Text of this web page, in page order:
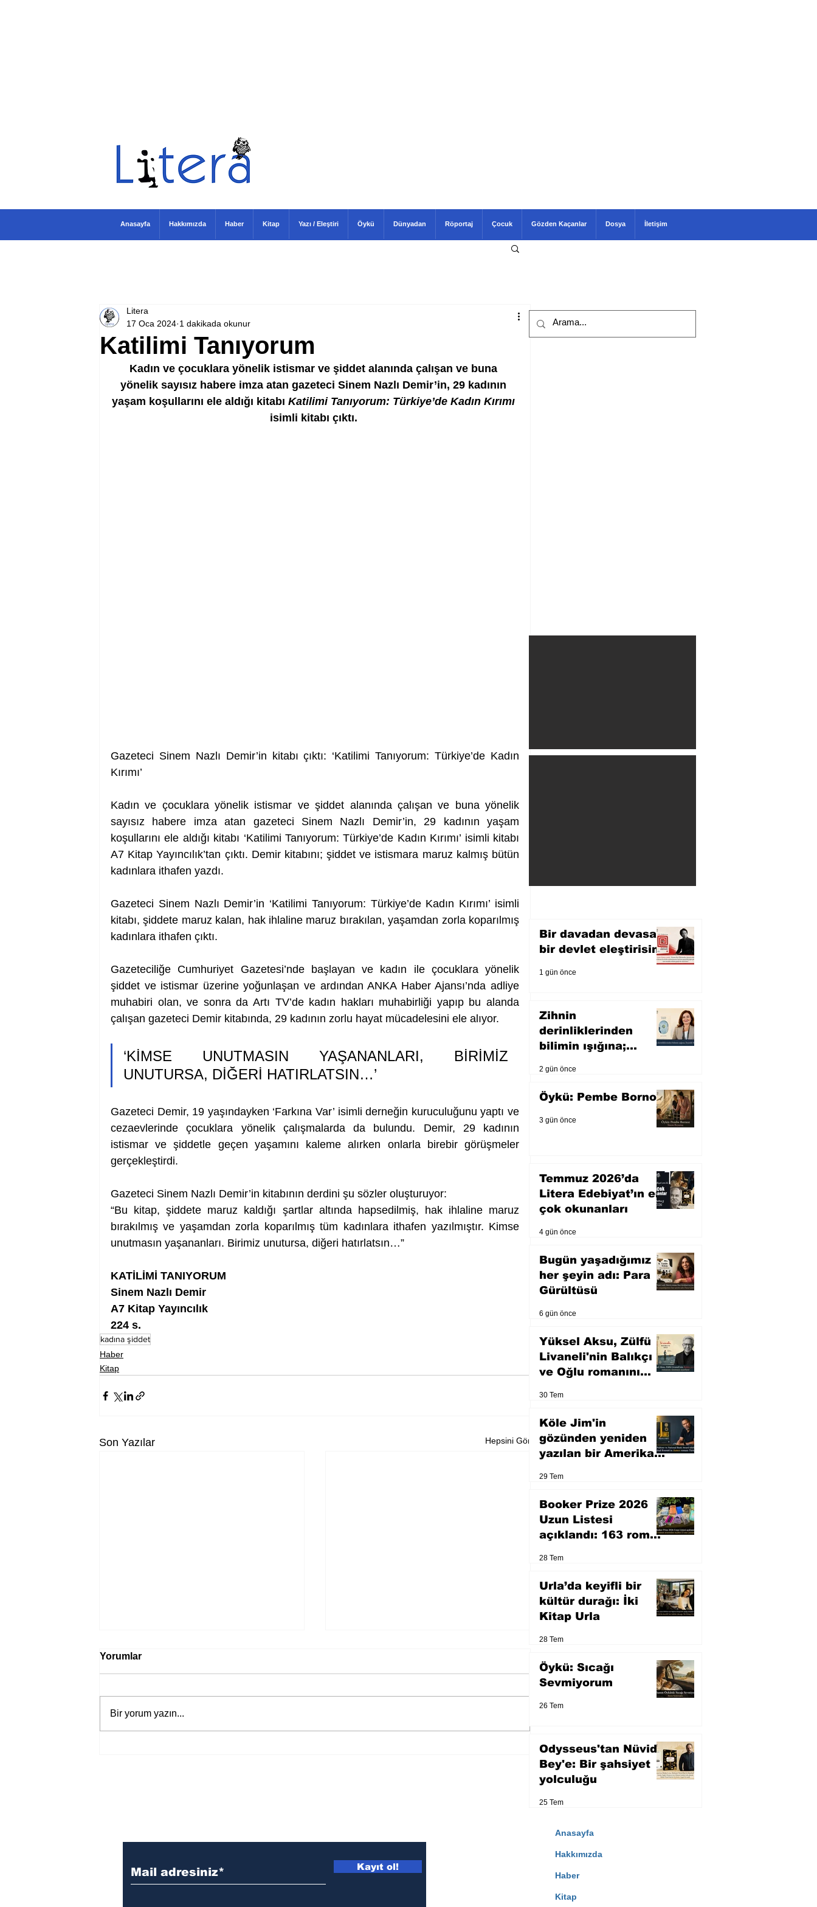
Katilimi Tanıyorum
Litera
17 Oca 2024 1 dakikada okunur
Kadın ve çocuklara yönelik istismar ve şiddet alanında çalışan ve buna
yönelik sayısız habere imza atan gazeteci Sinem Nazlı Demir’in, 29 kadının
yaşam koşullarını ele aldığı kitabı Katilimi Tanıyorum: Türkiye’de Kadın Kırımı
isimli kitabı çıktı.
Gazeteci Sinem Nazlı Demir’in kitabı çıktı: ‘Katilimi Tanıyorum: Türkiye’de Kadın
Kırımı’
Kadın ve çocuklara yönelik istismar ve şiddet alanında çalışan ve buna yönelik
sayısız habere imza atan gazeteci Sinem Nazlı Demir’in, 29 kadının yaşam
koşullarını ele aldığı kitabı ‘Katilimi Tanıyorum: Türkiye’de Kadın Kırımı’ isimli kitabı
A7 Kitap Yayıncılık’tan çıktı. Demir kitabını; şiddet ve istismara maruz kalmış bütün
kadınlara ithafen yazdı.
Gazeteci Sinem Nazlı Demir’in ‘Katilimi Tanıyorum: Türkiye’de Kadın Kırımı’ isimli
kitabı, şiddete maruz kalan, hak ihlaline maruz bırakılan, yaşamdan zorla koparılmış
kadınlara ithafen çıktı.
Gazeteciliğe Cumhuriyet Gazetesi’nde başlayan ve kadın ile çocuklara yönelik
şiddet ve istismar üzerine yoğunlaşan ve ardından ANKA Haber Ajansı’nda adliye
muhabiri olan, ve sonra da Artı TV’de kadın hakları muhabirliği yapıp bu alanda
çalışan gazeteci Demir kitabında, 29 kadının zorlu hayat mücadelesini ele alıyor.
‘KİMSE UNUTMASIN YAŞANANLARI, BİRİMİZ
UNUTURSA, DİĞERİ HATIRLATSIN…’
Gazeteci Demir, 19 yaşındayken ‘Farkına Var’ isimli derneğin kuruculuğunu yaptı ve
cezaevlerinde çocuklara yönelik çalışmalarda da bulundu. Demir, 29 kadının
istismar ve şiddetle geçen yaşamını kaleme alırken onlarla birebir görüşmeler
gerçekleştirdi.
Gazeteci Sinem Nazlı Demir’in kitabının derdini şu sözler oluşturuyor:
“Bu kitap, şiddete maruz kaldığı şartlar altında hapsedilmiş, hak ihlaline maruz
bırakılmış ve yaşamdan zorla koparılmış tüm kadınlara ithafen yazılmıştır. Kimse
unutmasın yaşananları. Birimiz unutursa, diğeri hatırlatsın…”
KATİLİMİ TANIYORUM
Sinem Nazlı Demir
A7 Kitap Yayıncılık
224 s.
kadına şiddet
Haber
Kitap
Son Yazılar Hepsini Gör
Yorumlar
Bir yorum yazın...
Bir davadan devasa
bir devlet eleştirisine
1 gün önce
Zihnin
derinliklerinden
bilimin ışığına;
2 gün önce
Öykü: Pembe Bornoz
3 gün önce
Temmuz 2026’da
Litera Edebiyat’ın en
çok okunanları
4 gün önce
Bugün yaşadığımız
her şeyin adı: Para
Gürültüsü
6 gün önce
Yüksel Aksu, Zülfü
Livaneli'nin Balıkçı
ve Oğlu romanını
30 Tem
Köle Jim'in
gözünden yeniden
yazılan bir Amerikan
29 Tem
Booker Prize 2026
Uzun Listesi
açıklandı: 163 roman
28 Tem
Urla’da keyifli bir
kültür durağı: İki
Kitap Urla
28 Tem
Öykü: Sıcağı
Sevmiyorum
26 Tem
Odysseus'tan Nüvid
Bey'e: Bir şahsiyet
yolculuğu
25 Tem
Anasayfa Hakkımızda Haber Kitap Yazı / Eleştiri Öykü Dünyadan Röportaj Çocuk Gözden Kaçanlar Dosya İletişim
Kayıt ol!
Anasayfa
Hakkımızda
Haber
Kitap